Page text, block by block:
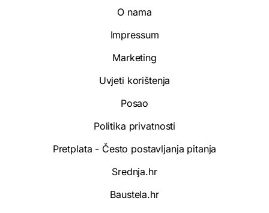
O nama
Impressum
Marketing
Uvjeti korištenja
Posao
Politika privatnosti
Pretplata - Često postavljanja pitanja
Srednja.hr
Baustela.hr